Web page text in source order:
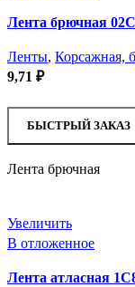
Лента брючная
Ленты, Корсажная,
9,71 ₽
БЫСТРЫЙ ЗАКАЗ
Лента брючная
Увеличить
В отложенное
Лента атласная